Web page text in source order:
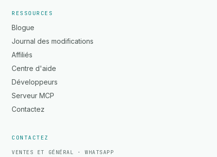
RESSOURCES
Blogue
Journal des modifications
Affiliés
Centre d'aide
Développeurs
Serveur MCP
Contactez
CONTACTEZ
VENTES ET GÉNÉRAL · WHATSAPP